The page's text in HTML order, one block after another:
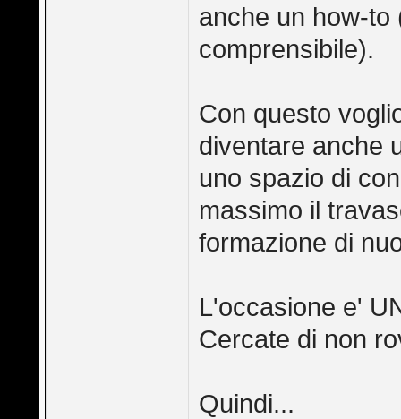
anche un how-to
comprensibile).
Con questo
diventare anche
uno spazio di
massimo il
formazione di
L'occasione e'
Cercate di non
Quindi...